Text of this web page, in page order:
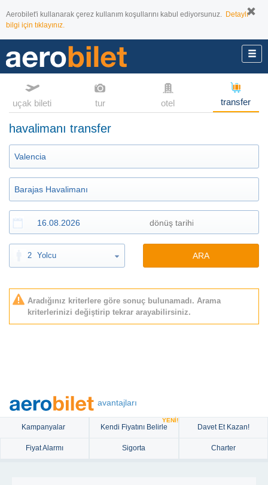
Aerobilet'i kullanarak çerez kullanım koşullarını kabul ediyorsunuz. Detaylı
bilgi için tıklayınız.
uçak bileti tur otel transfer
havalimanı transfer
2 Yolcu ARA
Aradığınız kriterlere göre sonuç bulunamadı. Arama
kriterlerinizi değiştirip tekrar arayabilirsiniz.
avantajları
Kampanyalar Kendi Fiyatını Belirle
YENİ!
Davet Et Kazan!
Fiyat Alarmı Sigorta Charter